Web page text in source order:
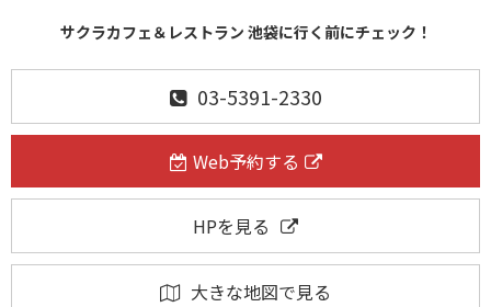
サクラカフェ＆レストラン 池袋に行く前にチェック！
03-5391-2330
Web予約する
HPを見る
大きな地図で見る